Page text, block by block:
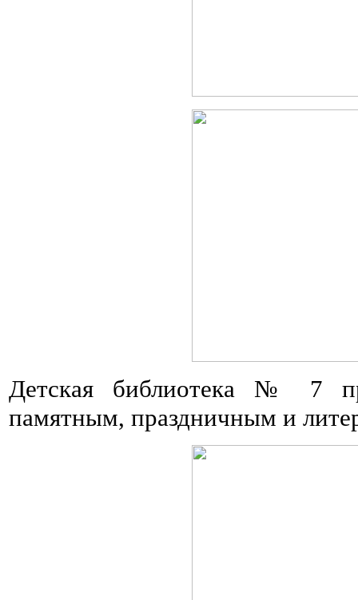
Детская библиотека № 7
памятным, праздничным и